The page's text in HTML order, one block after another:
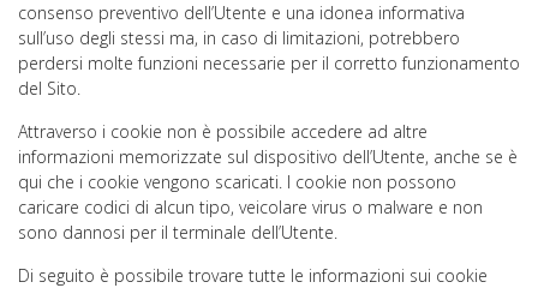
consenso preventivo dell’Utente e una idonea informativa
sull’uso degli stessi ma, in caso di limitazioni, potrebbero
perdersi molte funzioni necessarie per il corretto funzionamento
del Sito.
Attraverso i cookie non è possibile accedere ad altre
informazioni memorizzate sul dispositivo dell’Utente, anche se è
qui che i cookie vengono scaricati. I cookie non possono
caricare codici di alcun tipo, veicolare virus o malware e non
sono dannosi per il terminale dell’Utente.
Di seguito è possibile trovare tutte le informazioni sui cookie